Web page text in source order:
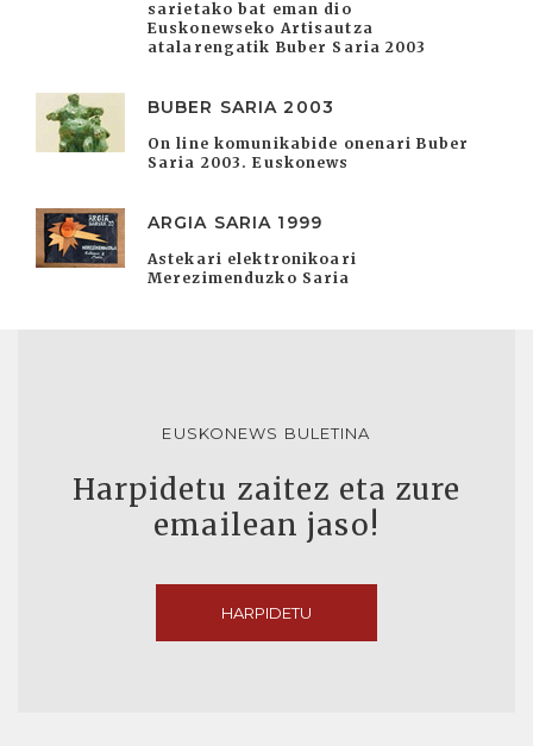
sarietako bat eman dio
Euskonewseko Artisautza
atalarengatik Buber Saria 2003
BUBER SARIA 2003
On line komunikabide onenari Buber
Saria 2003. Euskonews
ARGIA SARIA 1999
Astekari elektronikoari
Merezimenduzko Saria
EUSKONEWS BULETINA
Harpidetu zaitez eta zure
emailean jaso!
HARPIDETU